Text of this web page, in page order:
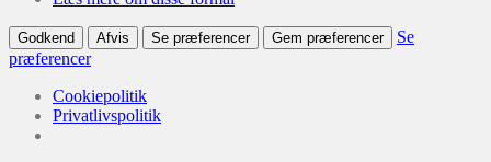
Godkend Afvis Se præferencer Gem præferencer
Se
præferencer
Cookiepolitik
Privatlivspolitik